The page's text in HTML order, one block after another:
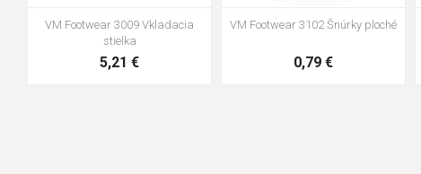
VM Footwear 3009 Vkladacia
stielka
5,21 €
VM Footwear 3102 Šnúrky ploché
0,79 €